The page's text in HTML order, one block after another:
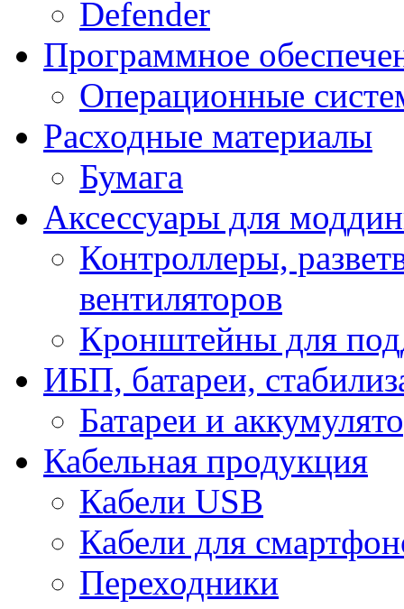
Defender
Программное
Операционные
Расходные материалы
Бумага
Аксессуары для
Контроллеры,
вентиляторов
Кронштейны для
ИБП, батареи,
Батареи и
Кабельная продукция
Кабели USB
Кабели для
Переходники